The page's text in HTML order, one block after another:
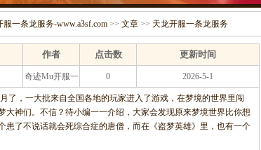
一条龙服务-www.a3sf.com >> 文章 >> 天龙开服一条龙服务
作者 点击数 更新时间
奇迹Mu开服一
条龙服务
0 2026-5-1
了，一大批来自全国各地的玩家进入了游戏，在梦境的世界里闯
神们。不信？待小编一一介绍，大家会发现原来梦境世界比你想
患了不说话就会死综合症的唐僧，而在《盗梦英雄》里，也有一个